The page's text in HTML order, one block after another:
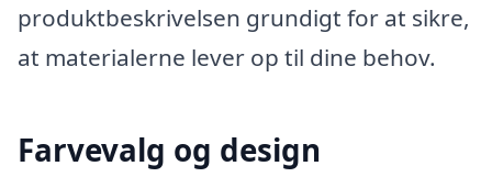
produktbeskrivelsen grundigt for at sikre,
at materialerne lever op til dine behov.
Farvevalg og design